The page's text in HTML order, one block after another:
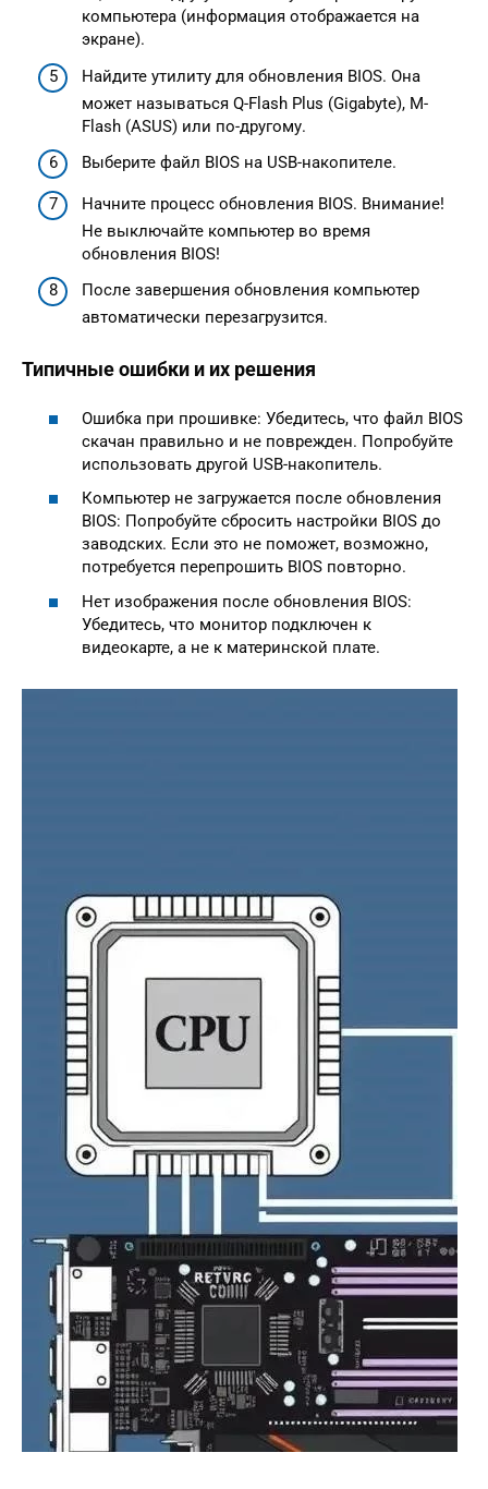
компьютера (информация отображается на
экране).
Найдите утилиту для обновления BIOS. Она
может называться Q-Flash Plus (Gigabyte), M-
Flash (ASUS) или по-другому.
Выберите файл BIOS на USB-накопителе.
Начните процесс обновления BIOS. Внимание!
Не выключайте компьютер во время
обновления BIOS!
После завершения обновления компьютер
автоматически перезагрузится.
Типичные ошибки и их решения
Ошибка при прошивке: Убедитесь, что файл BIOS
скачан правильно и не поврежден. Попробуйте
использовать другой USB-накопитель.
Компьютер не загружается после обновления
BIOS: Попробуйте сбросить настройки BIOS до
заводских. Если это не поможет, возможно,
потребуется перепрошить BIOS повторно.
Нет изображения после обновления BIOS:
Убедитесь, что монитор подключен к
видеокарте, а не к материнской плате.